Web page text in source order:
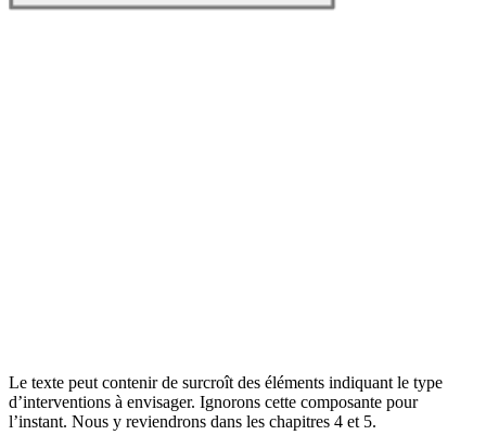
Le texte peut contenir de surcroît des éléments indiquant le type
d’interventions à envisager. Ignorons cette composante pour
l’instant. Nous y reviendrons dans les chapitres 4 et 5.